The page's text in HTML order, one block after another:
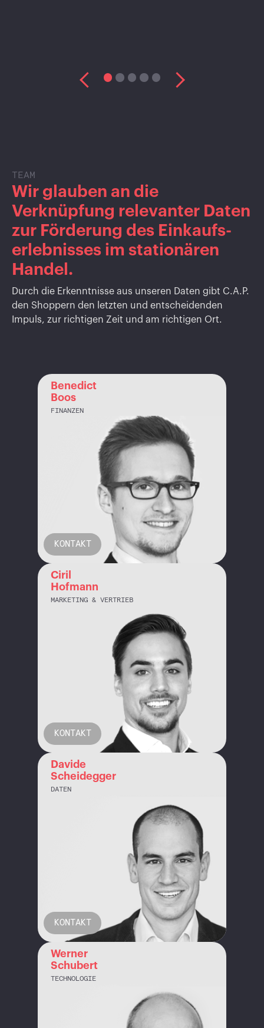
TEAM
Wir glauben an die
Verknüpfung relevanter Daten
zur Förderung des Einkaufs­
erlebnisses im stationären
Handel.
Durch die Erkenntnisse aus unseren Daten gibt C.A.P.
den Shoppern den letzten und entscheidenden
Impuls, zur richtigen Zeit und am richtigen Ort.
Benedict
Boos
FINANZEN
KONTAKT
Ciril
Hofmann
MARKETING & VERTRIEB
KONTAKT
Davide
Scheidegger
DATEN
KONTAKT
Werner
Schubert
TECHNOLOGIE